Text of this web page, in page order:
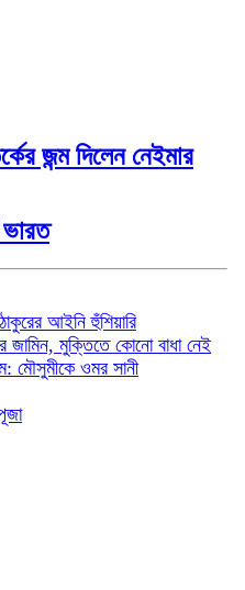
জন্ম দিলেন নেইমার
ভারত
আইনি হুঁশিয়ারি
জামিন, মুক্তিতে কোনো বাধা নেই
মৌসুমীকে ওমর সানী